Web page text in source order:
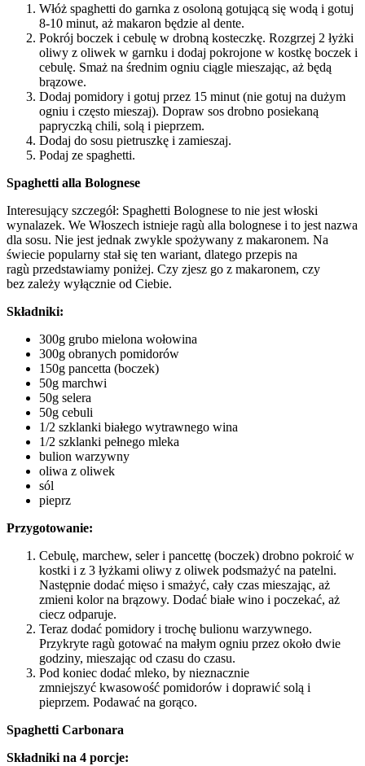
Włóż spaghetti do garnka z osoloną gotującą się wodą i gotuj
8-10 minut, aż makaron będzie al dente.
Pokrój boczek i cebulę w drobną kosteczkę. Rozgrzej 2 łyżki
oliwy z oliwek w garnku i dodaj pokrojone w kostkę boczek i
cebulę. Smaż na średnim ogniu ciągle mieszając, aż będą
brązowe.
Dodaj pomidory i gotuj przez 15 minut (nie gotuj na dużym
ogniu i często mieszaj). Dopraw sos drobno posiekaną
papryczką chili, solą i pieprzem.
Dodaj do sosu pietruszkę i zamieszaj.
Podaj ze spaghetti.
Spaghetti alla Bolognese
Interesujący szczegół: Spaghetti Bolognese to nie jest włoski
wynalazek. We Włoszech istnieje ragù alla bolognese i to jest nazwa
dla sosu. Nie jest jednak zwykle spożywany z makaronem. Na
świecie popularny stał się ten wariant, dlatego przepis na
ragù przedstawiamy poniżej. Czy zjesz go z makaronem, czy
bez zależy wyłącznie od Ciebie.
Składniki:
300g grubo mielona wołowina
300g obranych pomidorów
150g pancetta (boczek)
50g marchwi
50g selera
50g cebuli
1/2 szklanki białego wytrawnego wina
1/2 szklanki pełnego mleka
bulion warzywny
oliwa z oliwek
sól
pieprz
Przygotowanie:
Cebulę, marchew, seler i pancettę (boczek) drobno pokroić w
kostki i z 3 łyżkami oliwy z oliwek podsmażyć na patelni.
Następnie dodać mięso i smażyć, cały czas mieszając, aż
zmieni kolor na brązowy. Dodać białe wino i poczekać, aż
ciecz odparuje.
Teraz dodać pomidory i trochę bulionu warzywnego.
Przykryte ragù gotować na małym ogniu przez około dwie
godziny, mieszając od czasu do czasu.
Pod koniec dodać mleko, by nieznacznie
zmniejszyć kwasowość pomidorów i doprawić solą i
pieprzem. Podawać na gorąco.
Spaghetti Carbonara
Składniki na 4 porcje: